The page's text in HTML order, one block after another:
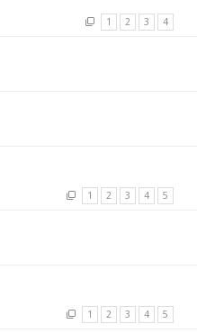
1 2 3 4
1 2 3 4 5
1 2 3 4 5